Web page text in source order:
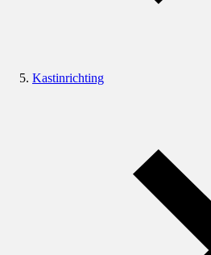
Kastinrichting